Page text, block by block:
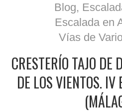
Blog,
Escalada en
Vías de
CRESTERÍO TAJO DE
DE LOS VIENTOS. IV